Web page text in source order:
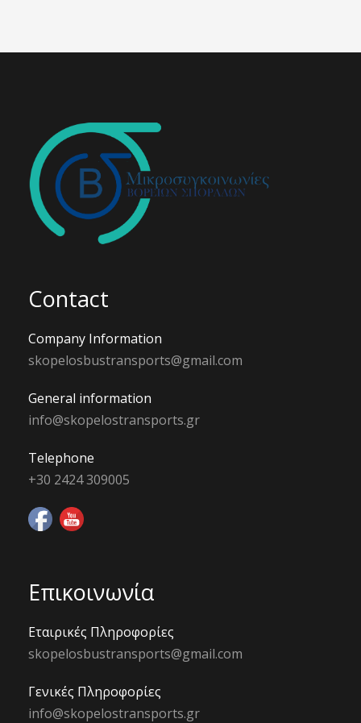
Contact
Company Information
skopelosbustransports@gmail.com
General information
info@skopelostransports.gr
Telephone
+30 2424 309005
Επικοινωνία
Εταιρικές Πληροφορίες
skopelosbustransports@gmail.com
Γενικές Πληροφορίες
info@skopelostransports.gr